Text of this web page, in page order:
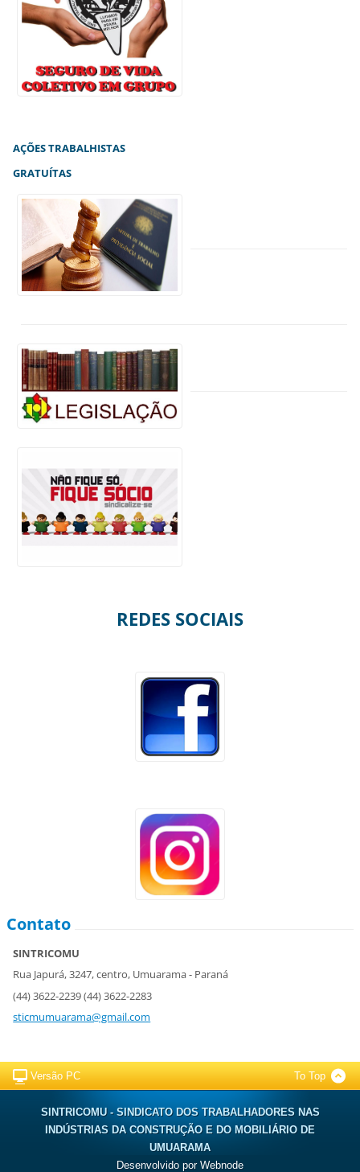
AÇÕES TRABALHISTAS
GRATUÍTAS
REDES SOCIAIS
Contato
SINTRICOMU
Rua Japurá, 3247, centro, Umuarama - Paraná
(44) 3622-2239 (44) 3622-2283
sticmumuarama@gmail.com
Versão PC To Top
SINTRICOMU - SINDICATO DOS TRABALHADORES NAS
INDÚSTRIAS DA CONSTRUÇÃO E DO MOBILIÁRIO DE
UMUARAMA
Desenvolvido por Webnode